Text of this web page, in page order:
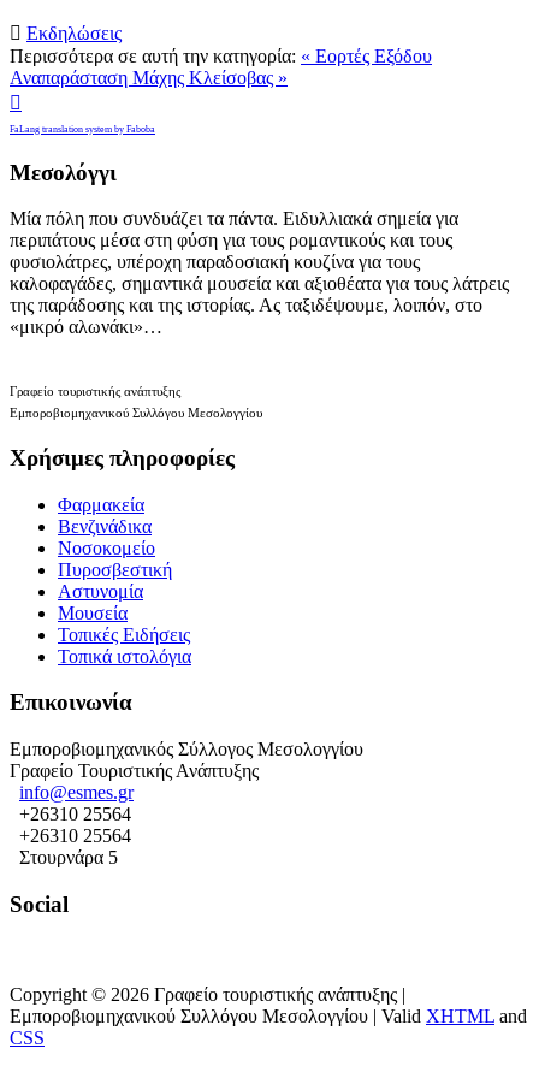
 Εκδηλώσεις
Περισσότερα σε αυτή την κατηγορία: « Εορτές Εξόδου
Αναπαράσταση Μάχης Κλείσοβας »

FaLang translation system by Faboba
Μεσολόγγι
Μία πόλη που συνδυάζει τα πάντα. Ειδυλλιακά σημεία για
περιπάτους μέσα στη φύση για τους ρομαντικούς και τους
φυσιολάτρες, υπέροχη παραδοσιακή κουζίνα για τους
καλοφαγάδες, σημαντικά μουσεία και αξιοθέατα για τους λάτρεις
της παράδοσης και της ιστορίας. Ας ταξιδέψουμε, λοιπόν, στο
«μικρό αλωνάκι»…
Γραφείο τουριστικής ανάπτυξης
Εμποροβιομηχανικού Συλλόγου Μεσολογγίου
Χρήσιμες πληροφορίες
Φαρμακεία
Βενζινάδικα
Νοσοκομείο
Πυροσβεστική
Αστυνομία
Μουσεία
Τοπικές Ειδήσεις
Τοπικά ιστολόγια
Επικοινωνία
Εμποροβιομηχανικός Σύλλογος Μεσολογγίου
Γραφείο Τουριστικής Ανάπτυξης
info@esmes.gr
+26310 25564
+26310 25564
Στουρνάρα 5
Social
Copyright © 2026 Γραφείο τουριστικής ανάπτυξης |
Εμπορoβιομηχανικού Συλλόγου Μεσολογγίου | Valid XHTML and
CSS